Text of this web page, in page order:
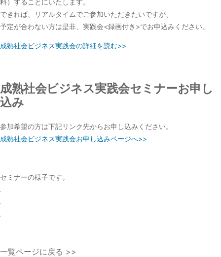
料）することにいたします。
できれば、リアルタイムでご参加いただきたいですが、
予定が合わない方は是非、実践会<録画付き>でお申込みください。
成熟社会ビジネス実践会の詳細を読む>>
成熟社会ビジネス実践会セミナーお申し
込み
参加希望の方は下記リンク先からお申し込みください。
成熟社会ビジネス実践会お申し込みページへ>>
セミナーの様子です。
一覧ページに戻る >>